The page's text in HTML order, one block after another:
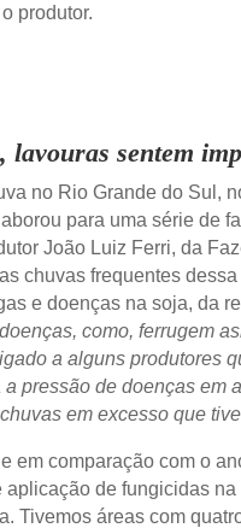
produtor.
lavouras sentem
no Rio Grande do Sul,
para uma série de
João Luiz Ferri, da
chuvas frequentes
e doenças na soja, da
como, ferrugem
a alguns produtores
pressão de doenças em
em excesso que
em comparação com o
aplicação de fungicidas
Tivemos áreas com